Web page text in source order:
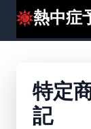
特定
記